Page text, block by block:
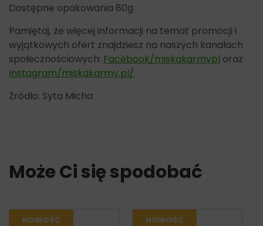
Dostępne opakowania 80g
Pamiętaj, że więcej informacji na temat promocji i
wyjątkowych ofert znajdziesz na naszych kanałach
społecznościowych: Facebook/miskakarmypl oraz
Instagram/miskakarmy.pl/
Źródło: Syta Micha
Może Ci się spodobać